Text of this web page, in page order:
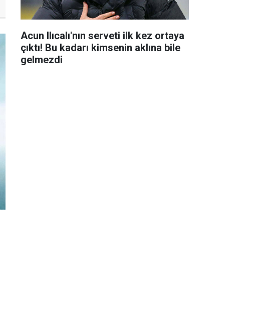
Acun Ilıcalı'nın serveti ilk kez ortaya
çıktı! Bu kadarı kimsenin aklına bile
gelmezdi